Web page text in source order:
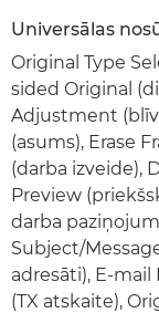
Universālas
Original Type
sided Original
Adjustment
(asums), Erase
(darba izveide),
Preview
darba
Subject/
adresāti), E-
(TX atskaite),